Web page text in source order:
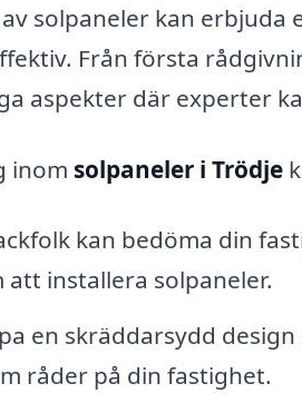
solpaneler kan erbjuda
Från första
aspekter där experter
inom solpaneler i Trödje
kan bedöma din
installera solpaneler.
en skräddarsydd
råder på din fastighet.